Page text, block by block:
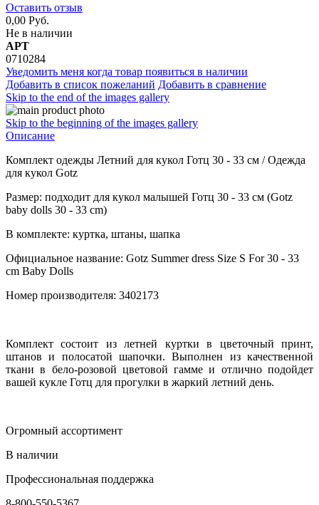
Оставить отзыв
0,00 Руб.
Не в наличии
АРТ
0710284
Уведомить меня когда товар появиться в наличии
Добавить в список пожеланий Добавить в сравнение
Skip to the end of the images gallery
Skip to the beginning of the images gallery
Описание
Комплект одежды Летний для кукол Готц 30 - 33 см / Одежда
для кукол Gotz
Размер: подходит для кукол малышей Готц 30 - 33 см (Gotz
baby dolls 30 - 33 сm)
В комплекте: куртка, штаны, шапка
Официальное название: Gotz Summer dress Size S For 30 - 33
cm Baby Dolls
Номер производителя: 3402173
Комплект состоит из летней куртки в цветочный принт,
штанов и полосатой шапочки. Выполнен из качественной
ткани в бело-розовой цветовой гамме и отлично подойдет
вашей кукле Готц для прогулки в жаркий летний день.
Огромный ассортимент
В наличии
Профессиональная поддержка